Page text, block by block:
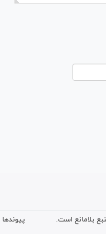
بلامانع است.
پیوندها